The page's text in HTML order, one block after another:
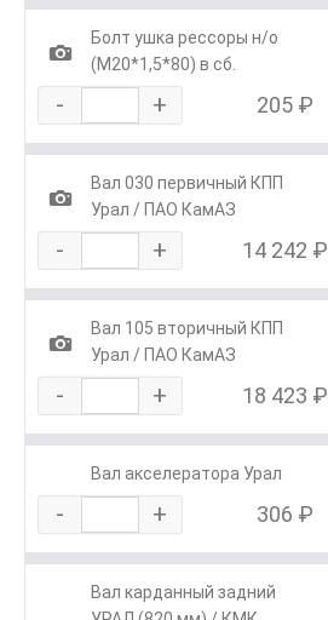
1
Болт ушка рессоры н/о
(М20*1,5*80) в сб.
- + 205 ₽
1
Вал 030 первичный КПП
Урал / ПАО КамАЗ
- + 14 242 ₽
1
Вал 105 вторичный КПП
Урал / ПАО КамАЗ
- + 18 423 ₽
Вал акселератора Урал
- + 306 ₽
Вал карданный задний